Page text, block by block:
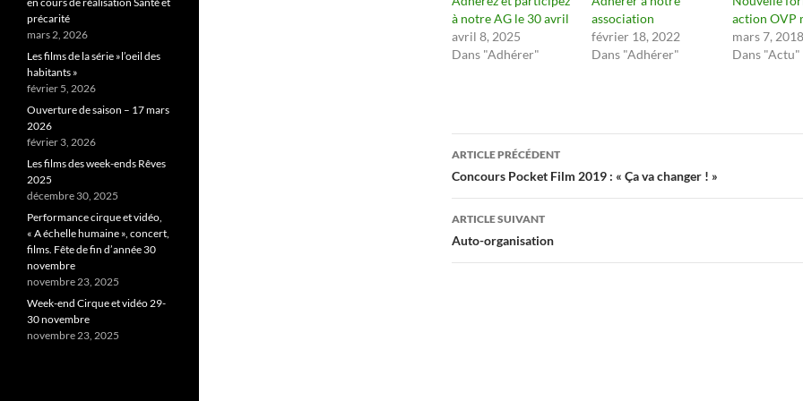
à notre AG le 30 avril
avril 8, 2025
Dans "Adhérer"
association
février 18, 2022
Dans "Adhérer"
action OVP
mars 7, 2018
Dans "Actu"
Navigation
des
articles
ARTICLE PRÉCÉDENT
Concours Pocket Film 2019 : « Ça va changer ! »
ARTICLE SUIVANT
Auto-organisation
précarité
mars 2, 2026
Les films de la série »l’oeil des
habitants »
février 5, 2026
Ouverture de saison – 17 mars
2026
février 3, 2026
Les films des week-ends Rêves
2025
décembre 30, 2025
Performance cirque et vidéo,
« A échelle humaine », concert,
films. Fête de fin d’année 30
novembre
novembre 23, 2025
Week-end Cirque et vidéo 29-
30 novembre
novembre 23, 2025